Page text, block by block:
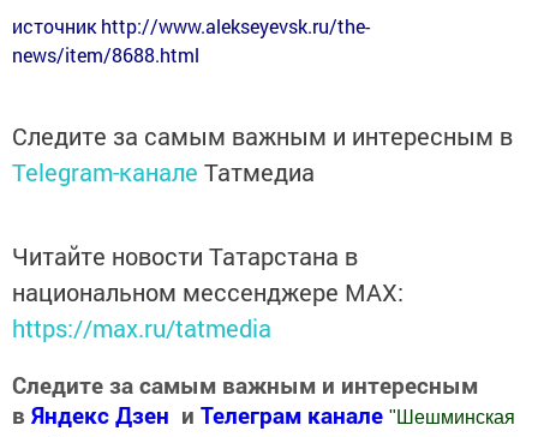
источник http://www.alekseyevsk.ru/the-
news/item/8688.html
Следите за самым важным и интересным в
Telegram-канале Татмедиа
Читайте новости Татарстана в
национальном мессенджере MАХ:
https://max.ru/tatmedia
Следите за самым важным и интересным
в Яндекс Дзен и Телеграм канале " Шешминская